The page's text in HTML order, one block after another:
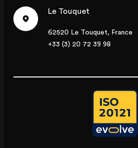
Le Touquet
62520 Le Touquet, France
+33 (3) 20 72 39 98